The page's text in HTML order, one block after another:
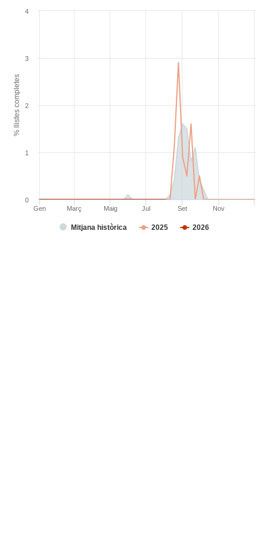
% llistes completes
Mitjana històrica 2025 2026
Gen Març Maig Jul Set Nov
0
1
2
3
4